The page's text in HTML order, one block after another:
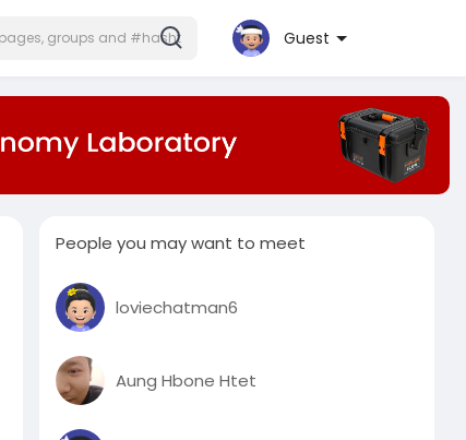
Guest
People you may want to meet
loviechatman6
Aung Hbone Htet